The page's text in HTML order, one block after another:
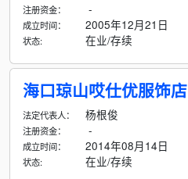
注册资金： -
成立时间： 2005年12月21日
状态: 在业/存续
海口琼山哎仕优服饰店
法定代表人： 杨根俊
注册资金： -
成立时间： 2014年08月14日
状态: 在业/存续